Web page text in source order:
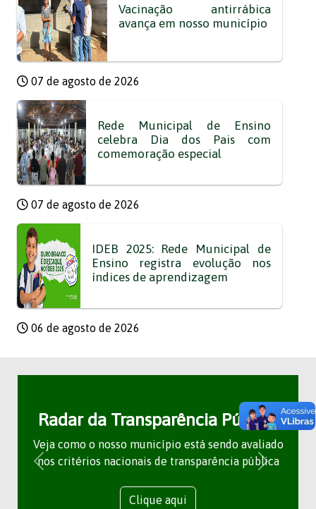
Vacinação antirrábica
avança em nosso município
07 de agosto de 2026
Rede Municipal de Ensino
celebra Dia dos Pais com
comemoração especial
07 de agosto de 2026
IDEB 2025: Rede Municipal de
Ensino registra evolução nos
índices de aprendizagem
06 de agosto de 2026
Radar da Transparência Pública
Veja como o nosso município está sendo avaliado
nos critérios nacionais de transparência pública
Clique aqui